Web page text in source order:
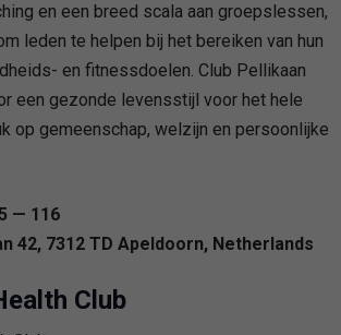
en een breed scala aan groepslessen,
leden te helpen bij het bereiken van hun
en fitnessdoelen. Club Pellikaan
een gezonde levensstijl voor het hele
op gemeenschap, welzijn en persoonlijke
— 116
42, 7312 TD Apeldoorn, Netherlands
Club